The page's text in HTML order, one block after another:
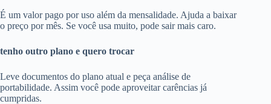
É um valor pago por uso além da mensalidade. Ajuda a baixar
o preço por mês. Se você usa muito, pode sair mais caro.
tenho outro plano e quero trocar
Leve documentos do plano atual e peça análise de
portabilidade. Assim você pode aproveitar carências já
cumpridas.